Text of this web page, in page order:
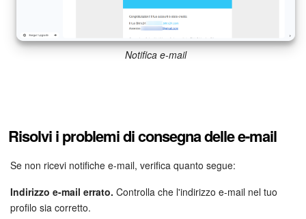
Notifica e-mail
Risolvi i problemi di consegna delle e-mail
Se non ricevi notifiche e-mail, verifica quanto segue:
Indirizzo e-mail errato. Controlla che l'indirizzo e-mail nel tuo
profilo sia corretto.